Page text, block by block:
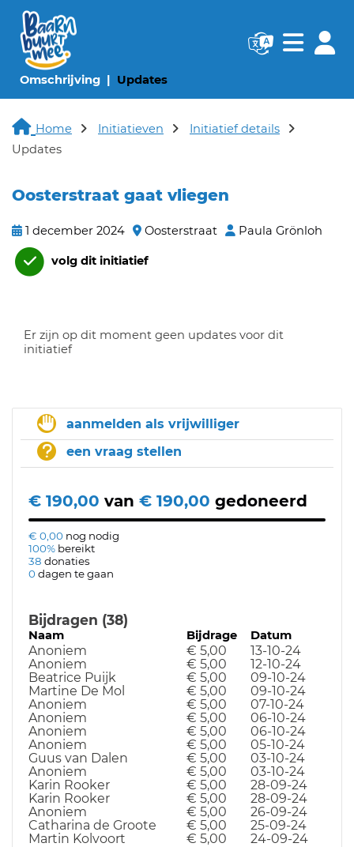
Omschrijving(huidige pagina)
Updates(huidige pagina)
Navigatie
Home Initiatieven
Initiatief details
Updates
Oosterstraat gaat vliegen
1 december 2024 Oosterstraat Paula Grönloh
volg dit initiatief
Er zijn op dit moment geen updates voor dit
initiatief
aanmelden als vrijwilliger
een vraag stellen
€ 190,00 van € 190,00 gedoneerd
€ 0,00 nog nodig
100% bereikt
38 donaties
0dagen te gaan
Bijdragen (38)
Naam Bijdrage Datum
Anoniem € 5,00
13-10-24
Anoniem
€ 5,00
12-10-24
Beatrice Puijk
€ 5,00
09-10-24
Martine De Mol
€ 5,00
09-10-24
Anoniem
€ 5,00
07-10-24
Anoniem
€ 5,00
06-10-24
Anoniem
€ 5,00
06-10-24
Anoniem
€ 5,00
05-10-24
Guus van Dalen
€ 5,00
03-10-24
Anoniem
€ 5,00
03-10-24
Karin Rooker
€ 5,00
28-09-24
Karin Rooker
€ 5,00
28-09-24
Anoniem
€ 5,00
26-09-24
Catharina de Groote
€ 5,00
25-09-24
Martin Kolvoort
€ 5,00 24-09-24